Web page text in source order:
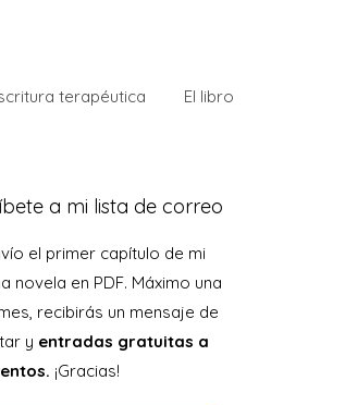
terapéutica El libro
a mi lista de correo
el primer capítulo de mi
novela en PDF. Máximo una
recibirás un mensaje de
y entradas gratuitas a
¡Gracias!